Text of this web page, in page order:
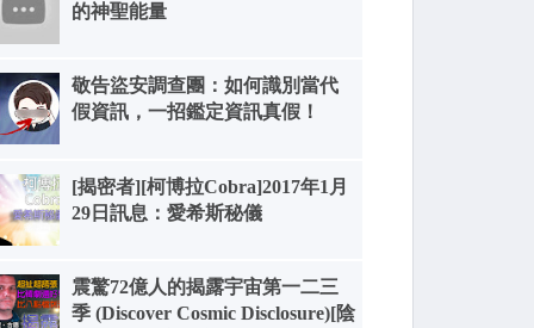
的神聖能量
敬告盜安調查團：如何識別當代
假資訊，一招鑑定資訊真假！
[揭密者][柯博拉Cobra]2017年1月
29日訊息：愛希斯秘儀
震驚72億人的揭露宇宙第一二三
季 (Discover Cosmic Disclosure)[陰